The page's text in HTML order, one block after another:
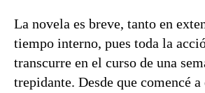
La novela es breve, tanto en
tiempo interno, pues toda la
transcurre en el curso de una
trepidante. Desde que comencé